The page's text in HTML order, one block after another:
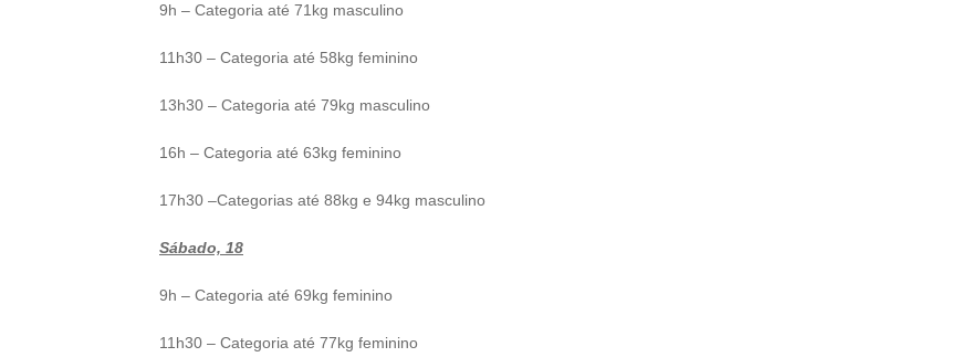
9h – Categoria até 71kg masculino
11h30 – Categoria até 58kg feminino
13h30 – Categoria até 79kg masculino
16h – Categoria até 63kg feminino
17h30 –Categorias até 88kg e 94kg masculino
Sábado, 18
9h – Categoria até 69kg feminino
11h30 – Categoria até 77kg feminino